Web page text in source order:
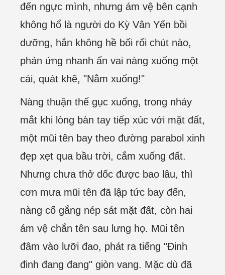
đến ngực mình, nhưng ám vệ bên cạnh
không hổ là người do Kỳ Vân Yến bồi
dưỡng, hắn không hề bối rối chút nào,
phản ứng nhanh ấn vai nàng xuống một
cái, quát khẽ, "Nằm xuống!"
Nàng thuận thế gục xuống, trong nháy
mắt khi lòng bàn tay tiếp xúc với mặt đất,
một mũi tên bay theo đường parabol xinh
đẹp xẹt qua bầu trời, cắm xuống đất.
Nhưng chưa thở dốc được bao lâu, thì
cơn mưa mũi tên đã lập tức bay đến,
nàng cố gắng nép sát mặt đất, còn hai
ám vệ chắn tên sau lưng họ. Mũi tên
đâm vào lưỡi đao, phát ra tiếng "Đinh
đinh đang đang" giòn vang. Mặc dù đã